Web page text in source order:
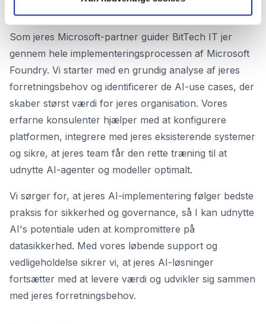
Sådan hjælper BitTech IT dig
Som jeres Microsoft-partner guider BitTech IT jer
gennem hele implementeringsprocessen af Microsoft
Foundry. Vi starter med en grundig analyse af jeres
forretningsbehov og identificerer de AI-use cases, der
skaber størst værdi for jeres organisation. Vores
erfarne konsulenter hjælper med at konfigurere
platformen, integrere med jeres eksisterende systemer
og sikre, at jeres team får den rette træning til at
udnytte AI-agenter og modeller optimalt.
Vi sørger for, at jeres AI-implementering følger bedste
praksis for sikkerhed og governance, så I kan udnytte
AI's potentiale uden at kompromittere på
datasikkerhed. Med vores løbende support og
vedligeholdelse sikrer vi, at jeres AI-løsninger
fortsætter med at levere værdi og udvikler sig sammen
med jeres forretningsbehov.